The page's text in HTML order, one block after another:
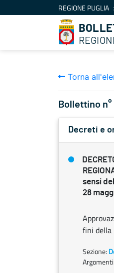
Salta al contenutoREGIONE PUGLIA
Torna
Bollettino
Decreti e
sensi
28
fini della
Sezione:
Argomenti: